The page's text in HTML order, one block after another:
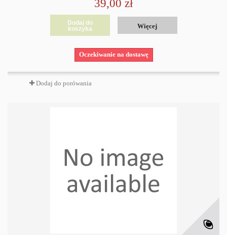
39,00 zł
Dodaj do
koszyka
Więcej
Oczekiwanie na dostawę
Dodaj do porówania